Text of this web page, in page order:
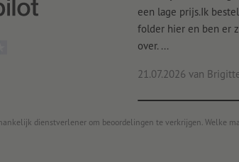
een lage prijs.Ik
folder hier en ben er
over. ...
21.07.2026 van
dienstverlener om beoordelingen te verkrijgen. Welke